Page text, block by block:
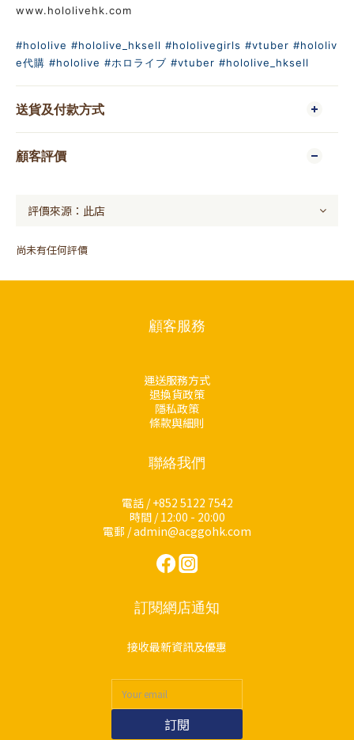
www.hololivehk.com
#hololive #hololive_hksell #hololivegirls #vtuber #hololiv
e代購 #hololive #ホロライブ #vtuber #hololive_hksell
送貨及付款方式
顧客評價
尚未有任何評價
顧客服務
運送服務方式
退換貨政策
隱私政策
條款與細則
聯絡我們
電話 / +852 5122 7542
時間 / 12:00 - 20:00
電郵 / admin@acggohk.com
訂閱網店通知
接收最新資訊及優惠
訂閱